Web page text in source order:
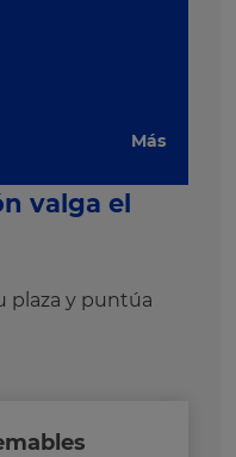
Más
valga el
plaza y puntúa